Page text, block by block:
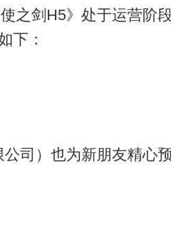
之剑H5》处于运营阶
下：
司）也为新朋友精心